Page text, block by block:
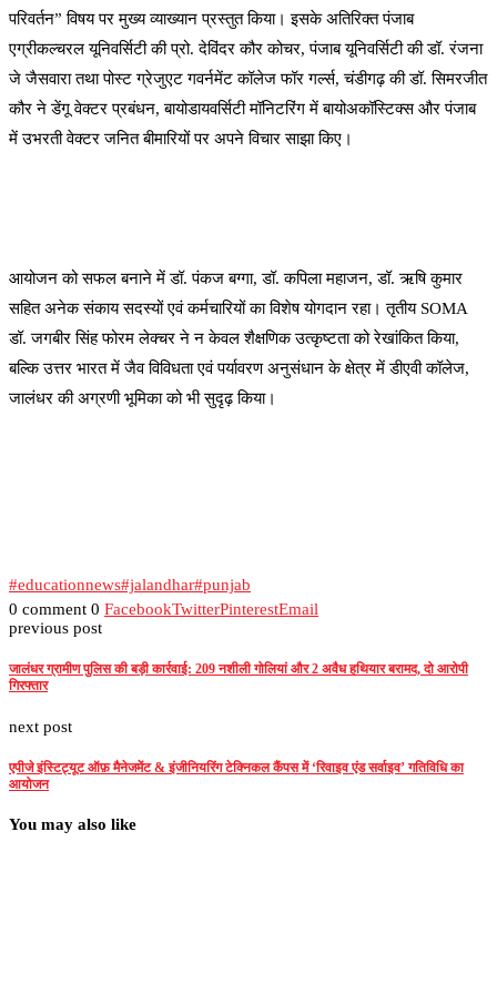
परिवर्तन” विषय पर मुख्य व्याख्यान प्रस्तुत किया। इसके अतिरिक्त पंजाब
एग्रीकल्चरल यूनिवर्सिटी की प्रो. देविंदर कौर कोचर, पंजाब यूनिवर्सिटी की डॉ. रंजना
जे जैसवारा तथा पोस्ट ग्रेजुएट गवर्नमेंट कॉलेज फॉर गर्ल्स, चंडीगढ़ की डॉ. सिमरजीत
कौर ने डेंगू वेक्टर प्रबंधन, बायोडायवर्सिटी मॉनिटरिंग में बायोअकॉस्टिक्स और पंजाब
में उभरती वेक्टर जनित बीमारियों पर अपने विचार साझा किए।
आयोजन को सफल बनाने में डॉ. पंकज बग्गा, डॉ. कपिला महाजन, डॉ. ऋषि कुमार
सहित अनेक संकाय सदस्यों एवं कर्मचारियों का विशेष योगदान रहा। तृतीय SOMA
डॉ. जगबीर सिंह फोरम लेक्चर ने न केवल शैक्षणिक उत्कृष्टता को रेखांकित किया,
बल्कि उत्तर भारत में जैव विविधता एवं पर्यावरण अनुसंधान के क्षेत्र में डीएवी कॉलेज,
जालंधर की अग्रणी भूमिका को भी सुदृढ़ किया।
#educationnews#jalandhar#punjab
0 comment 0 FacebookTwitterPinterestEmail
previous post
जालंधर ग्रामीण पुलिस की बड़ी कार्रवाई: 209 नशीली गोलियां और 2 अवैध हथियार बरामद, दो आरोपी
गिरफ्तार
next post
एपीजे इंस्टिट्यूट ऑफ़ मैनेजमेंट & इंजीनियरिंग टेक्निकल कैंपस में ‘रिवाइव एंड सर्वाइव’ गतिविधि का
आयोजन
You may also like